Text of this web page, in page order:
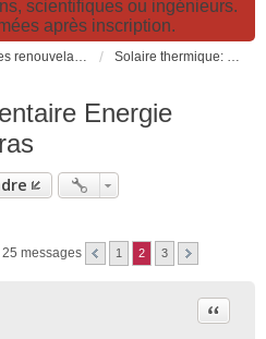
scientifiques ou ingénieurs.
après inscription.
Energies renouvelables et fossiles, énergie solaire, biocarburants et changement climatique Solaire thermique: capteurs solaires CESI, chauffage, ECS, fours et cuiseurs solaires
Energie
25 messages 1 2 3
Citer